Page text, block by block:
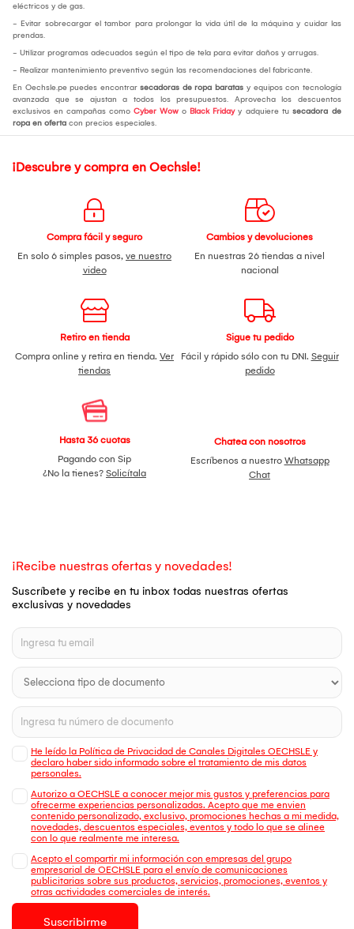
eléctricos y de gas.
- Evitar sobrecargar el tambor para prolongar la vida útil de la máquina y cuidar las
prendas.
- Utilizar programas adecuados según el tipo de tela para evitar daños y arrugas.
- Realizar mantenimiento preventivo según las recomendaciones del fabricante.
En Oechsle.pe puedes encontrar secadoras de ropa baratas y equipos con tecnología
avanzada que se ajustan a todos los presupuestos. Aprovecha los descuentos
exclusivos en campañas como Cyber Wow o Black Fridayy adquiere tu secadora de
ropa en oferta con precios especiales.
¡Descubre y compra en Oechsle!
Compra fácil y seguro
En solo 6 simples pasos, ve nuestro
video
Cambios y devoluciones
En nuestras 26 tiendas a nivel
nacional
Retiro en tienda
Compra online y retira en tienda. Ver
tiendas
Sigue tu pedido
Fácil y rápido sólo con tu DNI. Seguir
pedido
Hasta 36 cuotas
Pagando con Sip
¿No la tienes? Solicítala
Chatea con nosotros
Escríbenos a nuestro Whatsapp
Chat
¡Recibe nuestras ofertas y novedades!
Suscríbete y recibe en tu inbox todas nuestras ofertas
exclusivas y novedades
He leído la Política de Privacidad de Canales Digitales OECHSLE y
declaro haber sido informado sobre el tratamiento de mis datos
personales.
Autorizo a OECHSLE a conocer mejor mis gustos y preferencias para
ofrecerme experiencias personalizadas. Acepto que me envien
contenido personalizado, exclusivo, promociones hechas a mi medida,
novedades, descuentos especiales, eventos y todo lo que se alinee
con lo que realmente me interesa.
Acepto el compartir mi información con empresas del grupo
empresarial de OECHSLE para el envío de comunicaciones
publicitarias sobre sus productos, servicios, promociones, eventos y
otras actividades comerciales de interés.
Suscribirme